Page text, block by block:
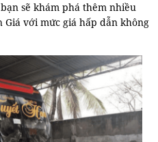
sẽ khám phá thêm nhiều
với mức giá hấp dẫn không